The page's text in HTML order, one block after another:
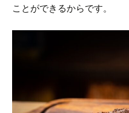
ことができるからです。